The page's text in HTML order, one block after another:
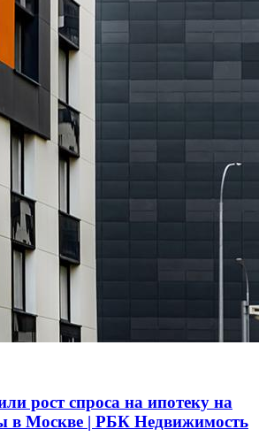
рост спроса на ипотеку на
в Москве | РБК Недвижимость